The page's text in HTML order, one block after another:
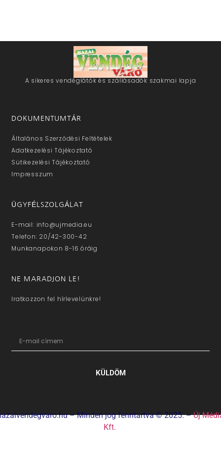
A sikeres vendéglátók és szállásadók szakmai lapja
DOKUMENTUMTÁR
Általános Szerződési Feltételek
Adatkezelési Tájékoztató
Sütikezelési Tájékoztató
Impresszum
ÜGYFÉLSZOLGÁLAT
E-mail: info@ujmedia.eu
Telefon: 20/42-300-42
Munkanapokon 8-16 óráig
NE MARADJON LE!
Iratkozzon fel hírlevelünkre!
KÜLDÖM
– Minden jog fenntartva © 2025. –Új
Kft.